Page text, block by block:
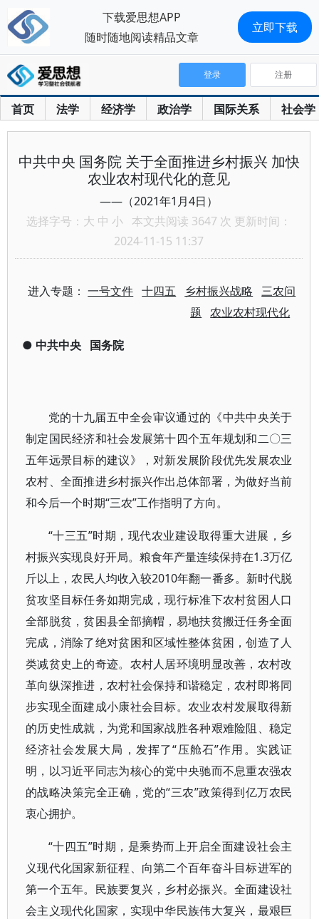
首页 法学 经济学 政治学 国际关系 社会学
登录 注册
中共中央 国务院 关于全面推进乡村振兴 加快
农业农村现代化的意见
——（2021年1月4日）
选择字号： 大 中 小 本文共阅读 3647 次 更新时间：
2024-11-15 11:37
进入专题：一号文件 十四五 乡村振兴战略
三农问
题
农业农村现代化
● 中共中央 国务院
党的十九届五中全会审议通过的《中共中央关于
制定国民经济和社会发展第十四个五年规划和二〇三
五年远景目标的建议》，对新发展阶段优先发展农业
农村、全面推进乡村振兴作出总体部署，为做好当前
和今后一个时期“三农”工作指明了方向。
“十三五”时期，现代农业建设取得重大进展，乡
村振兴实现良好开局。粮食年产量连续保持在1.3万亿
斤以上，农民人均收入较2010年翻一番多。新时代脱
贫攻坚目标任务如期完成，现行标准下农村贫困人口
全部脱贫，贫困县全部摘帽，易地扶贫搬迁任务全面
完成，消除了绝对贫困和区域性整体贫困，创造了人
类减贫史上的奇迹。农村人居环境明显改善，农村改
革向纵深推进，农村社会保持和谐稳定，农村即将同
步实现全面建成小康社会目标。农业农村发展取得新
的历史性成就，为党和国家战胜各种艰难险阻、稳定
经济社会发展大局，发挥了“压舱石”作用。实践证
明，以习近平同志为核心的党中央驰而不息重农强农
的战略决策完全正确，党的“三农”政策得到亿万农民
衷心拥护。
“十四五”时期，是乘势而上开启全面建设社会主
义现代化国家新征程、向第二个百年奋斗目标进军的
第一个五年。民族要复兴，乡村必振兴。全面建设社
会主义现代化国家，实现中华民族伟大复兴，最艰巨
下载爱思想APP
随时随地阅读精品文章
立即下载